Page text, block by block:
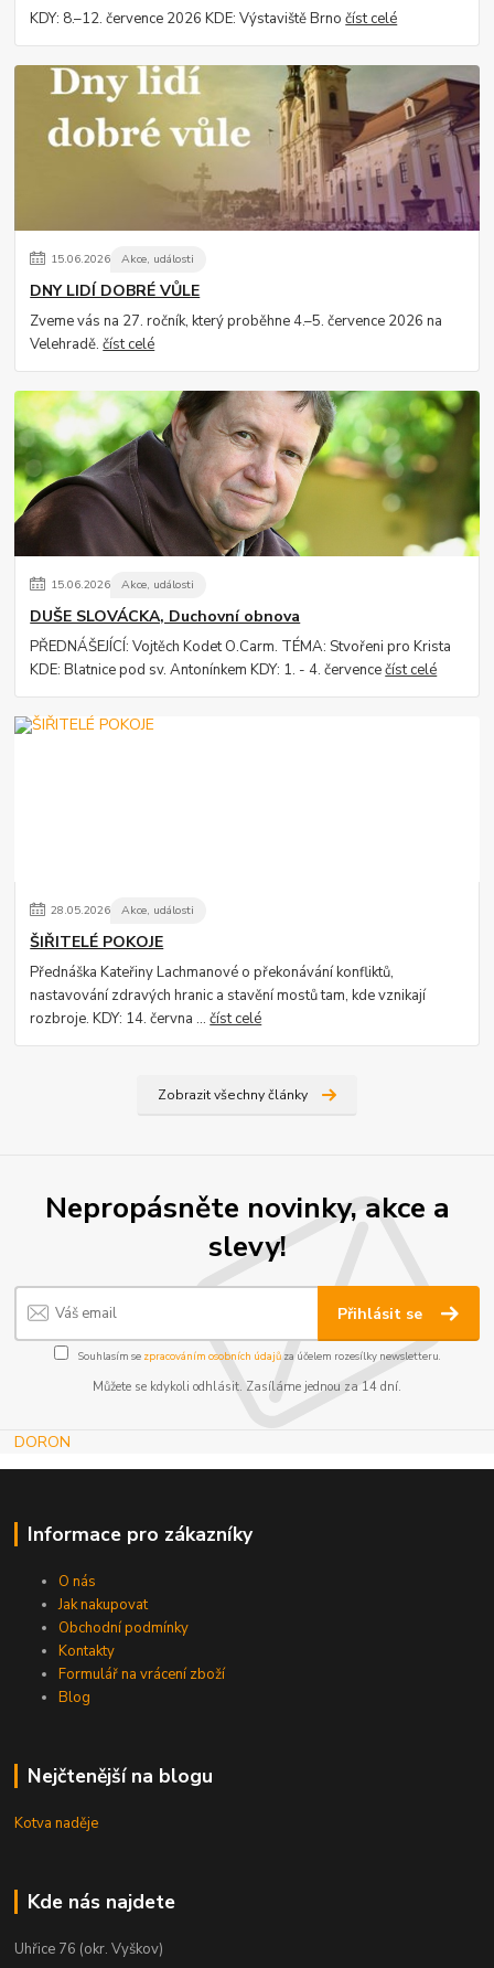
KDY: 8.–12. července 2026 KDE: Výstaviště Brnočíst celé
15.06.2026 Akce, události
DNY LIDÍ DOBRÉ VŮLE
Zveme vás na 27. ročník, který proběhne 4.–5. července 2026 na
Velehradě.číst celé
15.06.2026 Akce, události
DUŠE SLOVÁCKA, Duchovní obnova
PŘEDNÁŠEJÍCÍ: Vojtěch Kodet O.Carm. TÉMA: Stvořeni pro Krista
KDE: Blatnice pod sv. Antonínkem KDY: 1. - 4. červencečíst celé
28.05.2026 Akce, události
ŠIŘITELÉ POKOJE
Přednáška Kateřiny Lachmanové o překonávání konfliktů,
nastavování zdravých hranic a stavění mostů tam, kde vznikají
rozbroje. KDY: 14. června ...číst celé
Zobrazit všechny články
Nepropásněte novinky, akce a
slevy!
Přihlásit se
Souhlasím se zpracováním osobních údajůza účelem rozesílky newsletteru.
Můžete se kdykoli odhlásit. Zasíláme jednou za 14 dní.
DORON
Informace pro zákazníky
O nás
Jak nakupovat
Obchodní podmínky
Kontakty
Formulář na vrácení zboží
Blog
Nejčtenější na blogu
Kotva naděje
Kde nás najdete
Uhřice 76 (okr. Vyškov)